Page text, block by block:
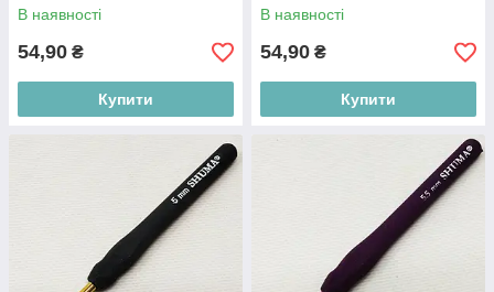
В наявності
54,90 ₴
Купити
В наявності
54,90 ₴
Купити